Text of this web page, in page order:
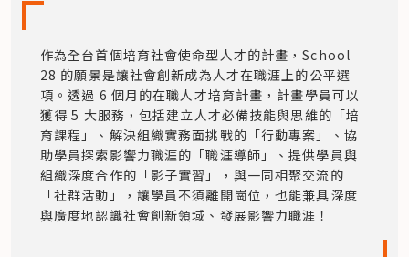
作為全台首個培育社會使命型人才的計畫，School
28 的願景是讓社會創新成為人才在職涯上的公平選
項。透過 6 個月的在職人才培育計畫，計畫學員可以
獲得 5 大服務，包括建立人才必備技能與思維的「培
育課程」、解決組織實務面挑戰的「行動專案」、協
助學員探索影響力職涯的「職涯導師」、提供學員與
組織深度合作的「影子實習」，與一同相聚交流的
「社群活動」，讓學員不須離開崗位，也能兼具深度
與廣度地認識社會創新領域、發展影響力職涯！